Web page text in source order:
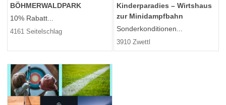
BÖHMERWALDPARK
10% Rabatt...
4161 Seitelschlag
Kinderparadies – Wirtshaus
zur Minidampfbahn
Sonderkonditionen...
3910 Zwettl